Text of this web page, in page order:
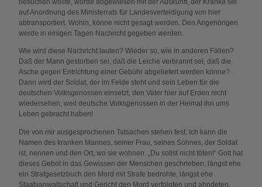
auf Anordnung des Ministerrats für Landesverteidigung von hier
abtransportiert. Wohin, könne nicht gesagt werden. Den Angehörigen
werde in einigen Tagen Nachricht gegeben werden.
Wie wird diese Nachricht lauten? Wieder so, wie in anderen Fällen?
Daß der Mann gestorben sei, daß die Leiche verbrannt sei, daß die
Asche gegen Entrichtung einer Gebühr abgeliefert werden könne?
Dann wird der Soldat, der im Felde steht und sein Leben für die
deutschen Volksgenossen einsetzt, den Vater hier auf Erden nicht
wiedersehen, weil deutsche Volksgenossen in der Heimat ihn ums
Leben gebracht haben!
Die von mir ausgesprochenen Tatsachen stehen fest. Ich kann die
Namen des kranken Mannes, seiner Frau, seines Sohnes, der Soldat
ist, nennen und den Ort, wo sie wohnen. „Du sollst nicht töten!“ Gott hat
dieses Gebot in das Gewissen der Menschen geschrieben, längst ehe
ein Strafgesetzbuch den Mord mit Strafe bedrohte, längst ehe
Staatsanwaltschaft und Gericht den Mord verfolgten und ahndeten.